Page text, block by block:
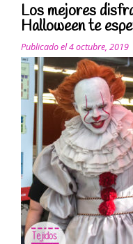
Los mejores
Halloween te
Publicado el4 octubre, 2019